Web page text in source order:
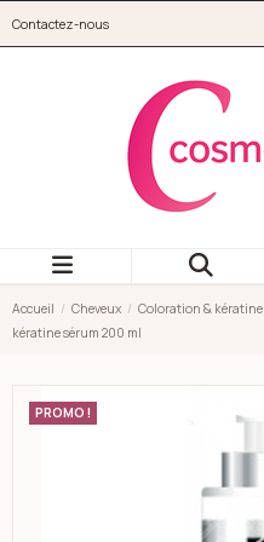
Contactez-nous
Accueil Cheveux Coloration & kératine
kératine sérum 200 ml
PROMO !